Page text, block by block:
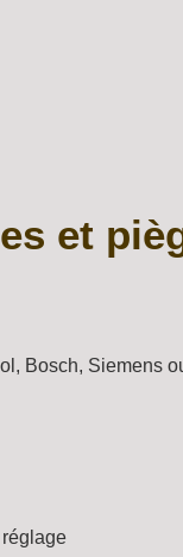
et
Bosch, Siemens